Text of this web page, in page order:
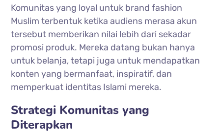
Komunitas yang loyal untuk brand fashion
Muslim terbentuk ketika audiens merasa akun
tersebut memberikan nilai lebih dari sekadar
promosi produk. Mereka datang bukan hanya
untuk belanja, tetapi juga untuk mendapatkan
konten yang bermanfaat, inspiratif, dan
memperkuat identitas Islami mereka.
Strategi Komunitas yang
Diterapkan